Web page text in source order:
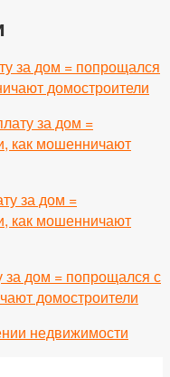
за дом = попрощался
домостроители
за дом =
как мошенничают
за дом =
как мошенничают
за дом = попрощался с
домостроители
недвижимости